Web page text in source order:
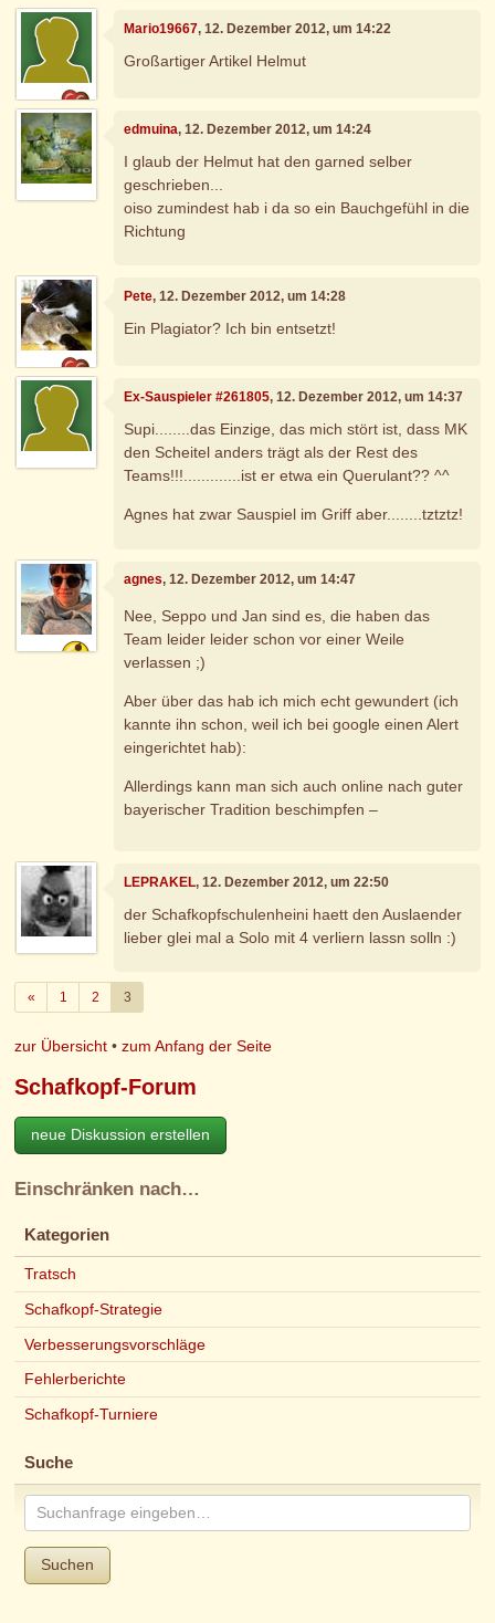
Mario19667, 12. Dezember 2012, um 14:22
Großartiger Artikel Helmut
edmuina, 12. Dezember 2012, um 14:24
I glaub der Helmut hat den garned selber
geschrieben...
oiso zumindest hab i da so ein Bauchgefühl in die
Richtung
Pete, 12. Dezember 2012, um 14:28
Ein Plagiator? Ich bin entsetzt!
Ex-Sauspieler #261805, 12. Dezember 2012, um 14:37
Supi........das Einzige, das mich stört ist, dass MK
den Scheitel anders trägt als der Rest des
Teams!!!.............ist er etwa ein Querulant?? ^^
Agnes hat zwar Sauspiel im Griff aber........tztztz!
agnes, 12. Dezember 2012, um 14:47
Nee, Seppo und Jan sind es, die haben das
Team leider leider schon vor einer Weile
verlassen ;)
Aber über das hab ich mich echt gewundert (ich
kannte ihn schon, weil ich bei google einen Alert
eingerichtet hab):
Allerdings kann man sich auch online nach guter
bayerischer Tradition beschimpfen –
LEPRAKEL, 12. Dezember 2012, um 22:50
der Schafkopfschulenheini haett den Auslaender
lieber glei mal a Solo mit 4 verliern lassn solln :)
«Zurück
1 2 3
zur Übersicht •zum Anfang der Seite
Schafkopf-Forum
neue Diskussion erstellen
Einschränken nach…
Kategorien
Tratsch
Schafkopf-Strategie
Verbesserungsvorschläge
Fehlerberichte
Schafkopf-Turniere
Suche
Suchen